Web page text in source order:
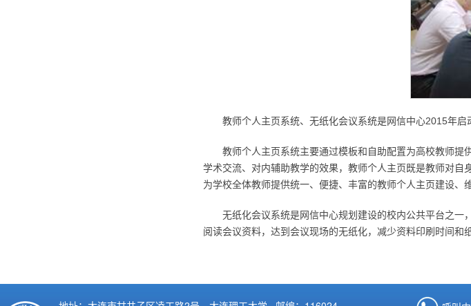
教师个人主页系统、无纸化会议系统是网信中心2015年启
教师个人主页系统主要通过模板和自助配置为高校教师
学术交流、对内辅助教学的效果，教师个人主页既是教师对
为学校全体教师提供统一、便捷、丰富的教师个人主页建设、
无纸化会议系统是网信中心规划建设的校内公共平台之
阅读会议资料，达到会议现场的无纸化，减少资料印刷时间